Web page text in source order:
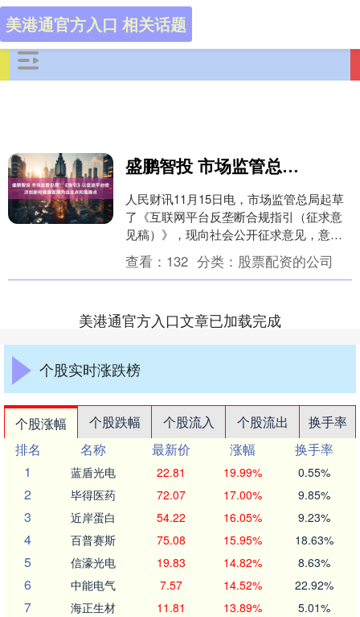
美港通官方入口 相关话题
盛鹏智投 市场监管总局：《指引》以促进平台经济创新和健康发展为出发点和落脚点
人民财讯11月15日电，市场监管总局起草
了《互联网平台反垄断合规指引（征求意
见稿）》，现向社会公开征求意见，意见
反馈截止日期为2025年11月29日。 《指
引》....
查看： 132 分类： 股票配资的公司
美港通官方入口文章已加载完成
个股实时涨跌榜
个股涨幅 个股跌幅 个股流入 个股流出
换手率
排名
名称 最新价 涨幅
换手率
1
蓝盾光电 22.81 19.99% 0.55%
2 毕得医药 72.07 17.00% 9.85%
3 近岸蛋白 54.22 16.05% 9.23%
4 百普赛斯 75.08 15.95% 18.63%
5 信濠光电 19.83 14.82% 8.63%
6 中能电气 7.57 14.52% 22.92%
7 海正生材 11.81 13.89% 5.01%